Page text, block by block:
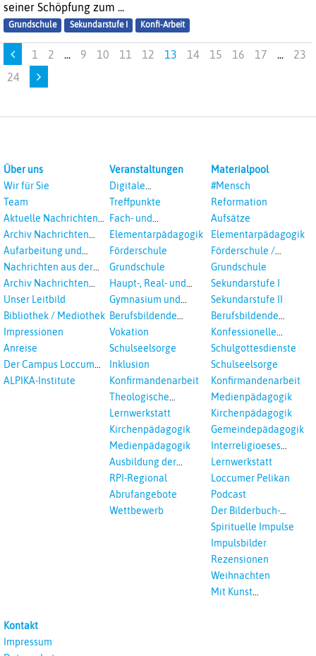
seiner Schöpfung zum ...
Grundschule Sekundarstufe I Konfi-Arbeit
1 2 ... 9 10 11 12 13 14 15 16 17 ...
23
24
Über uns
Wir für Sie
Team
Aktuelle Nachrichten
aus dem RPI
Archiv Nachrichten
aus dem RPI ab 2018
Aufarbeitung und
Prävention
Landeskirche und EKD
Nachrichten aus der
Landeskirche
Archiv Nachrichten
aus der Landeskirche
Unser Leitbild
Bibliothek / Mediothek
Impressionen
Anreise
Der Campus Loccum
und Loccumer
ALPIKA-Institute
Veranstaltungen
Digitale
Veranstaltungen
Treffpunkte
Fach- und
Studientagungen
Elementarpädagogik
Förderschule
Grundschule
Haupt-, Real- und
Oberschule
Gymnasium und
Gesamtschule
Berufsbildende
Schulen
Vokation
Schulseelsorge
Inklusion
Konfirmandenarbeit
Theologische
Fortbildungen,
Interreligöses Lernen
Lernwerkstatt
Kirchenpädagogik
Medienpädagogik
Ausbildung der
Vikar*innen
RPI-Regional
Abrufangebote
Wettbewerb
Materialpool
#Mensch
Reformation
Aufsätze
Elementarpädagogik
Förderschule /
Inklusion
Grundschule
Sekundarstufe I
Sekundarstufe II
Berufsbildende
Schulen
Konfessionelle
Kooperation
Schulgottesdienste
Schulseelsorge
Konfirmandenarbeit
Medienpädagogik
Kirchenpädagogik
Gemeindepädagogik
Interreligioeses
Lernen
Lernwerkstatt
Loccumer Pelikan
Podcast
Der Bilderbuch-
Podcast
Spirituelle Impulse
Impulsbilder
Rezensionen
Weihnachten
Mit Kunst
Kontakt
Impressum